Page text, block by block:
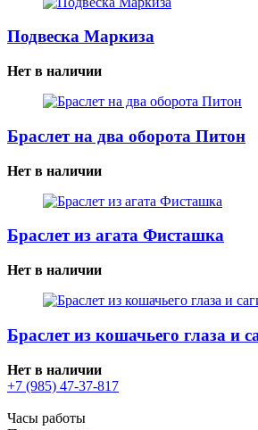
Подвеска Маркиза
Нет в наличии
Браслет на два оборота Питон
Нет в наличии
Браслет из агата Фисташка
Нет в наличии
Браслет из кошачьего глаза и
Нет в наличии
+7 (985) 47-37-817
Часы работы